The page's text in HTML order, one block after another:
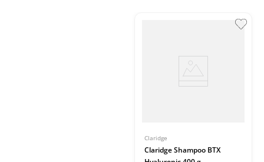
Claridge
Claridge Shampoo BTX